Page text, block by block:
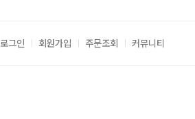
로그인 회원가입 주문조회 커뮤니티